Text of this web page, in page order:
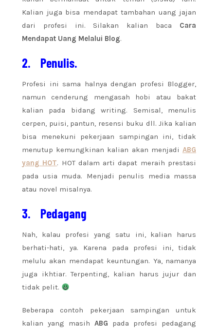
Kalian juga bisa mendapat tambahan uang jajan
dari profesi ini. Silakan kalian baca Cara
Mendapat Uang Melalui Blog.
2. Penulis.
Profesi ini sama halnya dengan profesi Blogger,
namun cenderung mengasah hobi atau bakat
kalian pada bidang writing. Semisal, menulis
cerpen, puisi, pantun, resensi buku dll. Jika kalian
bisa menekuni pekerjaan sampingan ini, tidak
menutup kemungkinan kalian akan menjadi ABG
yang HOT. HOT dalam arti dapat meraih prestasi
pada usia muda. Menjadi penulis media massa
atau novel misalnya.
3. Pedagang
Nah, kalau profesi yang satu ini, kalian harus
berhati-hati, ya. Karena pada profesi ini, tidak
melulu akan mendapat keuntungan. Ya, namanya
juga ikhtiar. Terpenting, kalian harus jujur dan
tidak pelit.
Beberapa contoh pekerjaan sampingan untuk
kalian yang masih ABG pada profesi pedagang